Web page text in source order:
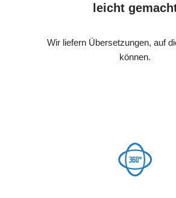
leicht
Wir liefern Übersetzungen, auf
können.